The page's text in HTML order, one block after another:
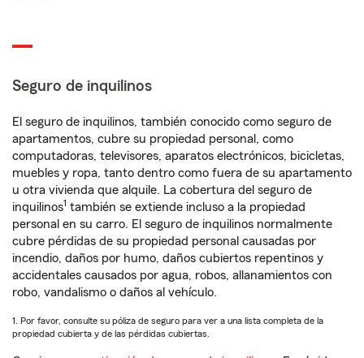
Seguro de inquilinos
El seguro de inquilinos, también conocido como seguro de
apartamentos, cubre su propiedad personal, como
computadoras, televisores, aparatos electrónicos, bicicletas,
muebles y ropa, tanto dentro como fuera de su apartamento
u otra vivienda que alquile. La cobertura del seguro de
inquilinos1 también se extiende incluso a la propiedad
personal en su carro. El seguro de inquilinos normalmente
cubre pérdidas de su propiedad personal causadas por
incendio, daños por humo, daños cubiertos repentinos y
accidentales causados por agua, robos, allanamientos con
robo, vandalismo o daños al vehículo.
1. Por favor, consulte su póliza de seguro para ver a una lista completa de la
propiedad cubierta y de las pérdidas cubiertas.